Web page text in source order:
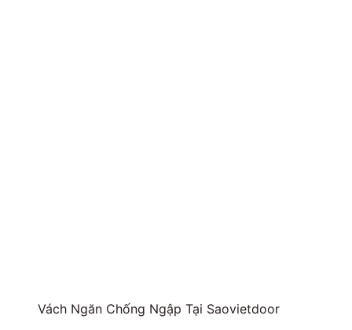
Vách Ngăn Chống Ngập Tại Saovietdoor